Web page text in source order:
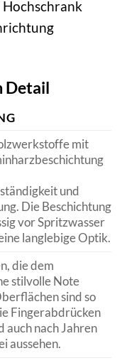
Detail
mit
und
Die Beschichtung
vor Spritzwasser
langlebige Optik.
die dem
stilvolle Note
sind so
Fingerabdrücken
auch nach Jahren
aussehen.